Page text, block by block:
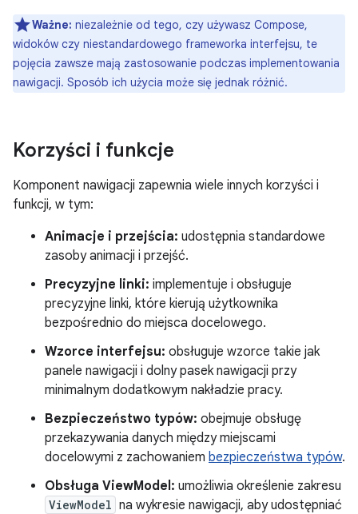
Ważne: niezależnie od tego, czy używasz Compose,
widoków czy niestandardowego frameworka interfejsu, te
pojęcia zawsze mają zastosowanie podczas implementowania
nawigacji. Sposób ich użycia może się jednak różnić.
Korzyści i funkcje
Komponent nawigacji zapewnia wiele innych korzyści i
funkcji, w tym:
Animacje i przejścia: udostępnia standardowe
zasoby animacji i przejść.
Precyzyjne linki: implementuje i obsługuje
precyzyjne linki, które kierują użytkownika
bezpośrednio do miejsca docelowego.
Wzorce interfejsu: obsługuje wzorce takie jak
panele nawigacji i dolny pasek nawigacji przy
minimalnym dodatkowym nakładzie pracy.
Bezpieczeństwo typów: obejmuje obsługę
przekazywania danych między miejscami
docelowymi z zachowaniem bezpieczeństwa typów.
Obsługa ViewModel: umożliwia określenie zakresu
ViewModel na wykresie nawigacji, aby udostępniać